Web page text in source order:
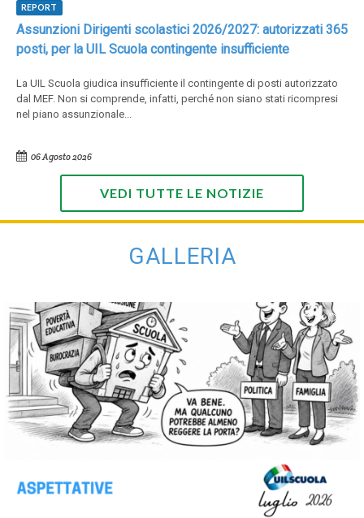
REPORT
Assunzioni Dirigenti scolastici 2026/2027: autorizzati 365
posti, per la UIL Scuola contingente insufficiente
La UIL Scuola giudica insufficiente il contingente di posti autorizzato
dal MEF. Non si comprende, infatti, perché non siano stati ricompresi
nel piano assunzionale...
06 Agosto 2026
VEDI TUTTE LE NOTIZIE
GALLERIA